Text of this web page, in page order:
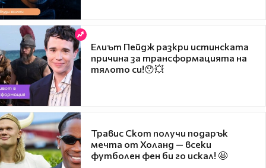
Елиът Пейдж разкри истинската
причина за трансформацията на
тялото си!😯💥
Травис Скот получи подарък
мечта от Холанд — всеки
футболен фен би го искал! 🤩